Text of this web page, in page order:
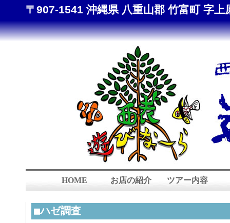
〒907-1541 沖縄県 八重山郡 竹富町 字上
HOME お店の紹介 ツアー内容
■ハゼ調査